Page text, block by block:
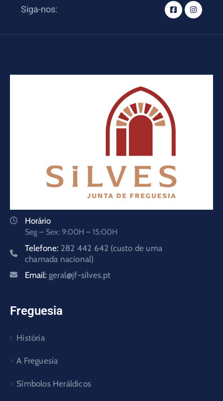
Siga-nos:
Horário
Seg – Sex: 9:00H – 15:00H
Telefone: 282 442 642 (custo de uma
chamada nacional)
Email: geral@jf-silves.pt
Freguesia
História
A Freguesia
Símbolos Heráldicos